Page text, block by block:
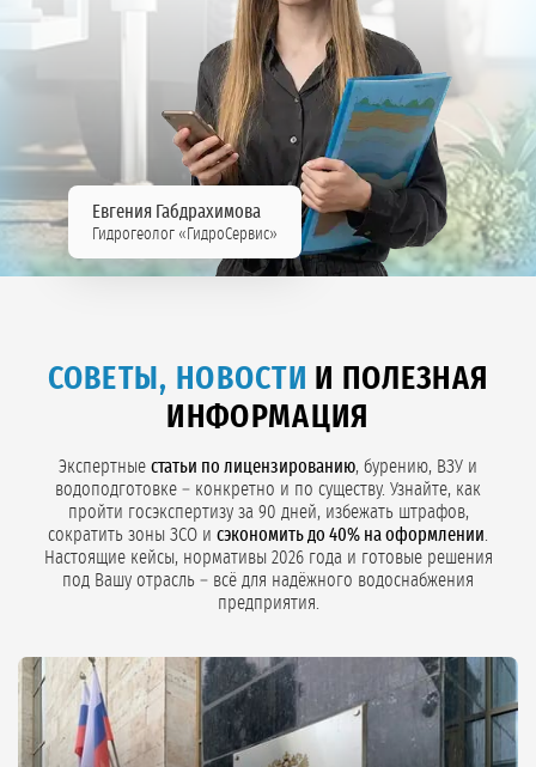
Евгения Габдрахимова
Гидрогеолог «ГидроСервис»
СОВЕТЫ, НОВОСТИ И ПОЛЕЗНАЯ
ИНФОРМАЦИЯ
Экспертные статьи по лицензированию, бурению, ВЗУ и
водоподготовке – конкретно и по существу. Узнайте, как
пройти госэкспертизу за 90 дней, избежать штрафов,
сократить зоны ЗСО и сэкономить до 40% на оформлении.
Настоящие кейсы, нормативы 2026 года и готовые решения
под Вашу отрасль – всё для надёжного водоснабжения
предприятия.